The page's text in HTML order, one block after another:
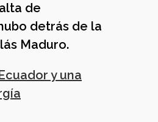
de
detrás de la
Maduro.
y una